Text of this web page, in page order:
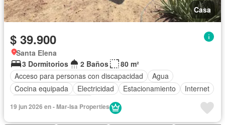
Casa
$ 39.900
Santa Elena
3 Dormitorios
2 Baños
80 m²
Acceso para personas con discapacidad
Agua
Cocina equipada
Electricidad Estacionamiento
Internet
19 jun 2026 en - Mar-Isa Properties